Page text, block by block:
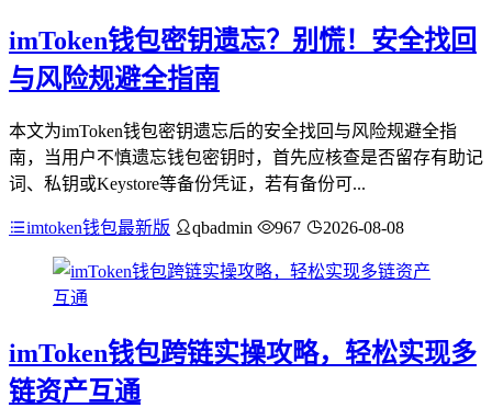
imToken钱包密钥遗忘？别慌！安全找回
与风险规避全指南
本文为imToken钱包密钥遗忘后的安全找回与风险规避全指
南，当用户不慎遗忘钱包密钥时，首先应核查是否留存有助记
词、私钥或Keystore等备份凭证，若有备份可...
imtoken钱包最新版 qbadmin 967 2026-08-08
imToken钱包跨链实操攻略，轻松实现多
链资产互通